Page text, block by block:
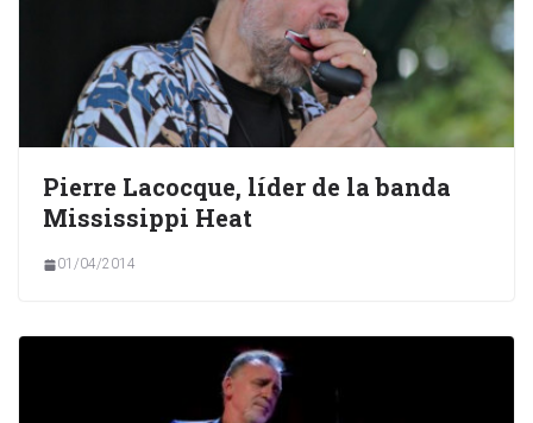
Pierre Lacocque, líder de la banda
Mississippi Heat
01/04/2014